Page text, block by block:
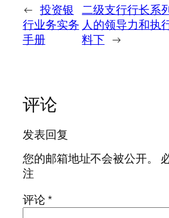
← 投资银
行业务实务
手册
二级支行行长系
人的领导力和执
料下 →
评论
发表回复
您的邮箱地址不会被公开。
注
评论*